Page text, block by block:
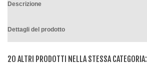
Descrizione
Dettagli del prodotto
20 ALTRI PRODOTTI NELLA STESSA CATEGORIA: